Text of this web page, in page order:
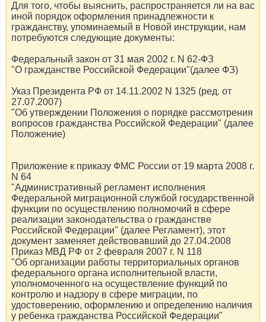
Для того, чтобы выяснить, распространяется ли на вас
иной порядок оформления принадлежности к
гражданству, упоминаемый в Новой инструкции, нам
потребуются следующие документы:
Федеральный закон от 31 мая 2002 г. N 62-ФЗ
"О гражданстве Российской Федерации"(далее ФЗ)
Указ Президента РФ от 14.11.2002 N 1325 (ред. от
27.07.2007)
"Об утверждении Положения о порядке рассмотрения
вопросов гражданства Российской Федерации" (далее
Положение)
Приложение к приказу ФМС России от 19 марта 2008 г.
N 64
"Административный регламент исполнения
Федеральной миграционной службой государственной
функции по осуществлению полномочий в сфере
реализации законодательства о гражданстве
Российской Федерации" (далее Регламент), этот
документ заменяет действовавший до 27.04.2008
Приказ МВД РФ от 2 февраля 2007 г. N 118
"Об организации работы территориальных органов
федерального органа исполнительной власти,
уполномоченного на осуществление функций по
контролю и надзору в сфере миграции, по
удостоверению, оформлению и определению наличия
у ребенка гражданства Российской Федерации"